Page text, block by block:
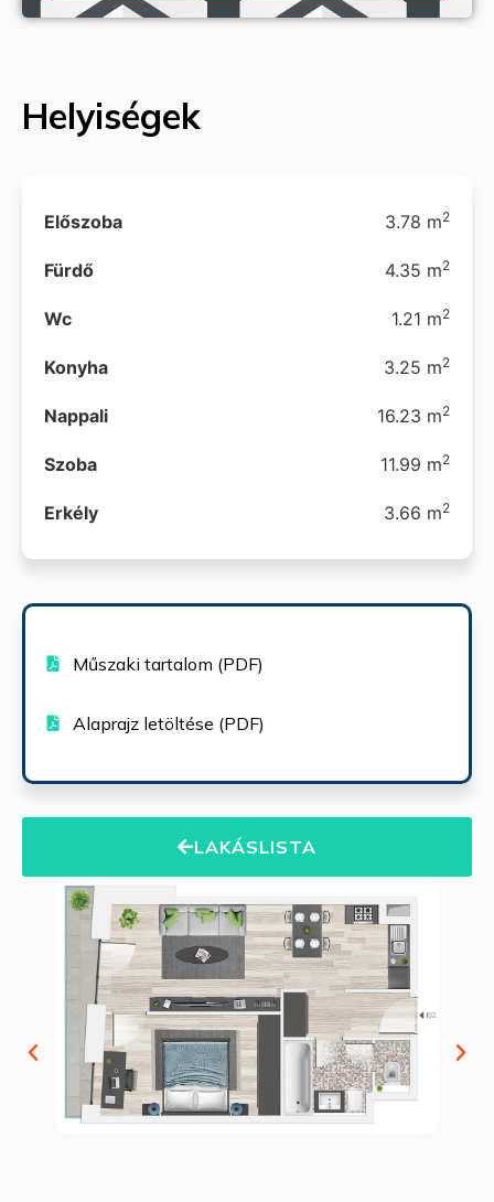
Helyiségek
Előszoba 3.78 m2
Fürdő 4.35 m2
Wc 1.21 m2
Konyha 3.25 m2
Nappali 16.23 m2
Szoba 11.99 m2
Erkély 3.66 m2
Műszaki tartalom (PDF)
Alaprajz letöltése (PDF)
LAKÁSLISTA